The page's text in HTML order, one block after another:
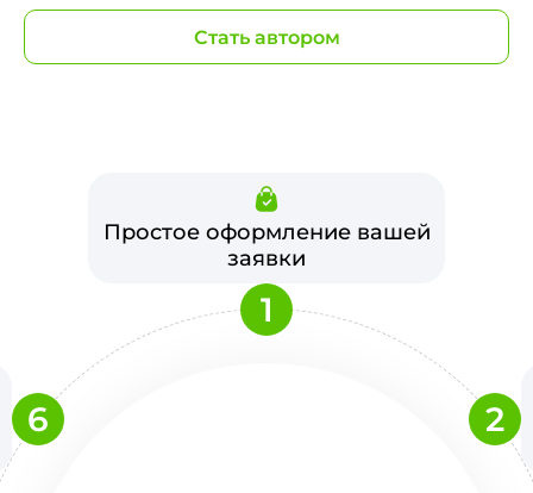
Стать автором
Простое оформление вашей
заявки
1
2
6